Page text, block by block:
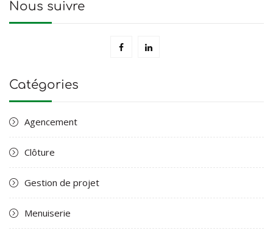
Nous suivre
Catégories
Agencement
Clôture
Gestion de projet
Menuiserie